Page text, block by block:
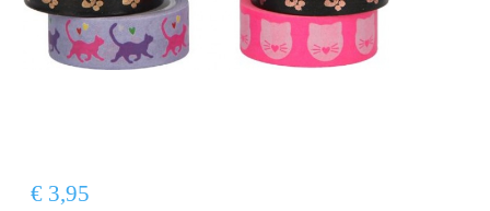
€ 3,95